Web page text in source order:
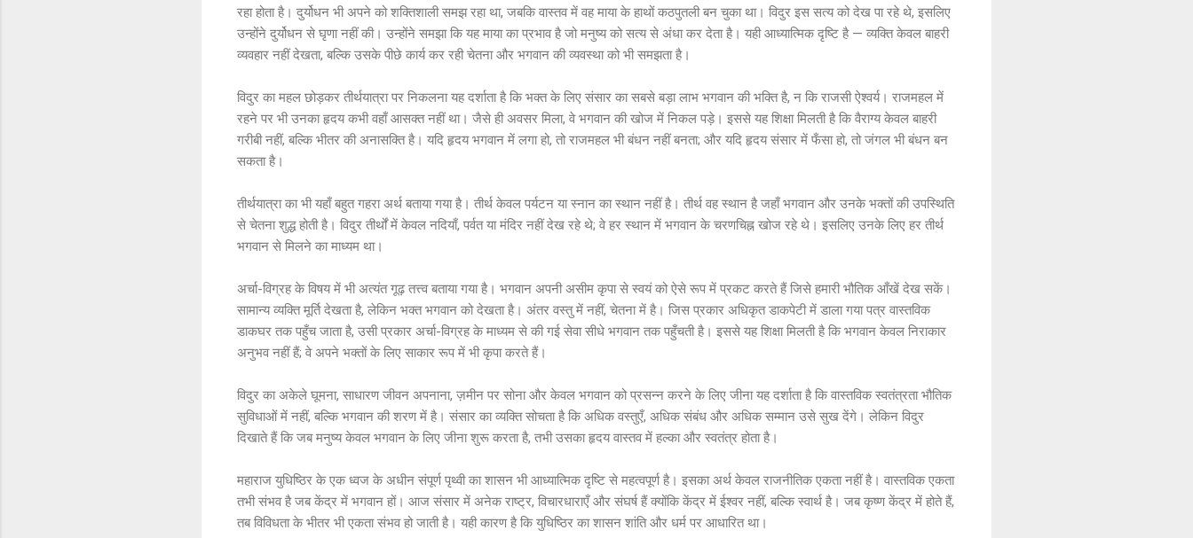
रहा होता है। दुर्योधन भी अपने को शक्तिशाली समझ रहा था, जबकि वास्तव में वह माया के हाथों कठपुतली बन चुका था। विदुर इस सत्य को देख पा रहे थे, इसलिए
उन्होंने दुर्योधन से घृणा नहीं की। उन्होंने समझा कि यह माया का प्रभाव है जो मनुष्य को सत्य से अंधा कर देता है। यही आध्यात्मिक दृष्टि है — व्यक्ति केवल बाहरी
व्यवहार नहीं देखता, बल्कि उसके पीछे कार्य कर रही चेतना और भगवान की व्यवस्था को भी समझता है।
विदुर का महल छोड़कर तीर्थयात्रा पर निकलना यह दर्शाता है कि भक्त के लिए संसार का सबसे बड़ा लाभ भगवान की भक्ति है, न कि राजसी ऐश्वर्य। राजमहल में
रहने पर भी उनका हृदय कभी वहाँ आसक्त नहीं था। जैसे ही अवसर मिला, वे भगवान की खोज में निकल पड़े। इससे यह शिक्षा मिलती है कि वैराग्य केवल बाहरी
गरीबी नहीं, बल्कि भीतर की अनासक्ति है। यदि हृदय भगवान में लगा हो, तो राजमहल भी बंधन नहीं बनता; और यदि हृदय संसार में फँसा हो, तो जंगल भी बंधन बन
सकता है।
तीर्थयात्रा का भी यहाँ बहुत गहरा अर्थ बताया गया है। तीर्थ केवल पर्यटन या स्नान का स्थान नहीं है। तीर्थ वह स्थान है जहाँ भगवान और उनके भक्तों की उपस्थिति
से चेतना शुद्ध होती है। विदुर तीर्थों में केवल नदियाँ, पर्वत या मंदिर नहीं देख रहे थे; वे हर स्थान में भगवान के चरणचिह्न खोज रहे थे। इसलिए उनके लिए हर तीर्थ
भगवान से मिलने का माध्यम था।
अर्चा-विग्रह के विषय में भी अत्यंत गूढ़ तत्त्व बताया गया है। भगवान अपनी असीम कृपा से स्वयं को ऐसे रूप में प्रकट करते हैं जिसे हमारी भौतिक आँखें देख सकें।
सामान्य व्यक्ति मूर्ति देखता है, लेकिन भक्त भगवान को देखता है। अंतर वस्तु में नहीं, चेतना में है। जिस प्रकार अधिकृत डाकपेटी में डाला गया पत्र वास्तविक
डाकघर तक पहुँच जाता है, उसी प्रकार अर्चा-विग्रह के माध्यम से की गई सेवा सीधे भगवान तक पहुँचती है। इससे यह शिक्षा मिलती है कि भगवान केवल निराकार
अनुभव नहीं हैं; वे अपने भक्तों के लिए साकार रूप में भी कृपा करते हैं।
विदुर का अकेले घूमना, साधारण जीवन अपनाना, ज़मीन पर सोना और केवल भगवान को प्रसन्न करने के लिए जीना यह दर्शाता है कि वास्तविक स्वतंत्रता भौतिक
सुविधाओं में नहीं, बल्कि भगवान की शरण में है। संसार का व्यक्ति सोचता है कि अधिक वस्तुएँ, अधिक संबंध और अधिक सम्मान उसे सुख देंगे। लेकिन विदुर
दिखाते हैं कि जब मनुष्य केवल भगवान के लिए जीना शुरू करता है, तभी उसका हृदय वास्तव में हल्का और स्वतंत्र होता है।
महाराज युधिष्ठिर के एक ध्वज के अधीन संपूर्ण पृथ्वी का शासन भी आध्यात्मिक दृष्टि से महत्वपूर्ण है। इसका अर्थ केवल राजनीतिक एकता नहीं है। वास्तविक एकता
तभी संभव है जब केंद्र में भगवान हों। आज संसार में अनेक राष्ट्र, विचारधाराएँ और संघर्ष हैं क्योंकि केंद्र में ईश्वर नहीं, बल्कि स्वार्थ है। जब कृष्ण केंद्र में होते हैं,
तब विविधता के भीतर भी एकता संभव हो जाती है। यही कारण है कि युधिष्ठिर का शासन शांति और धर्म पर आधारित था।